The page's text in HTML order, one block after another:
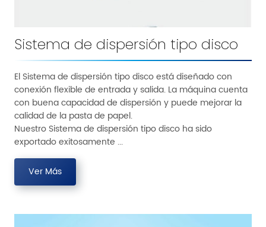
Sistema de dispersión tipo disco
El Sistema de dispersión tipo disco está diseñado con
conexión flexible de entrada y salida. La máquina cuenta
con buena capacidad de dispersión y puede mejorar la
calidad de la pasta de papel.
Nuestro Sistema de dispersión tipo disco ha sido
exportado exitosamente ...
Ver Más